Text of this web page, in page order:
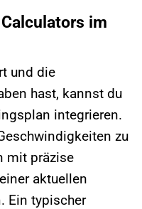
im
und die
hast, kannst du
integrieren.
zu
mit präzise
aktuellen
Ein typischer